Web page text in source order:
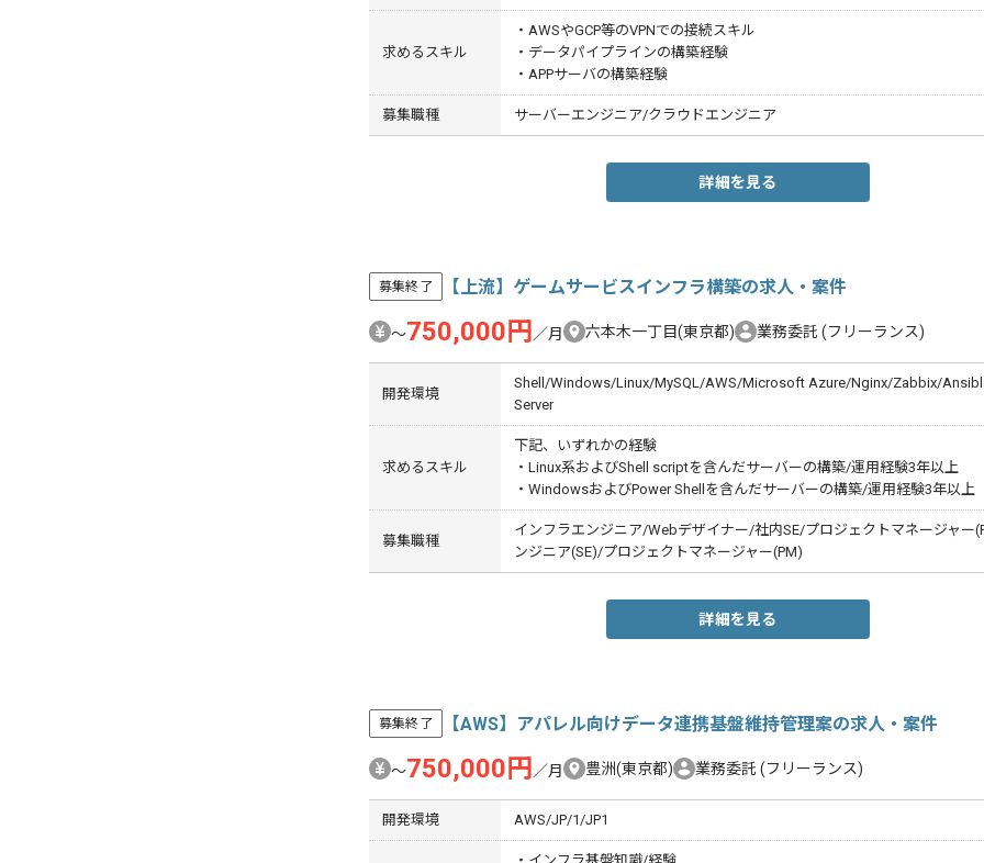
求めるスキル
・AWSやGCP等のVPNでの接続スキル
・データパイプラインの構築経験
・APPサーバの構築経験
募集職種 サーバーエンジニア/クラウドエンジニア
詳細を見る
募集終了 【上流】ゲームサービスインフラ構築の求人・案件
〜750,000円 ／月 六本木一丁目(東京都) 業務委託 (フリーランス)
開発環境
Shell/Windows/Linux/MySQL/AWS/Microsoft Azure/Nginx/Zabbix/
Server
求めるスキル
下記、いずれかの経験
・Linux系およびShell scriptを含んだサーバーの構築/運用経験3年以上
・WindowsおよびPower Shellを含んだサーバーの構築/運用経験3年以上
募集職種
インフラエンジニア/Webデザイナー/社内SE/プロジェクトマネージャー
ンジニア(SE)/プロジェクトマネージャー(PM)
詳細を見る
募集終了 【AWS】アパレル向けデータ連携基盤維持管理案の求人・案件
〜750,000円 ／月 豊洲(東京都) 業務委託 (フリーランス)
開発環境 AWS/JP/1/JP1